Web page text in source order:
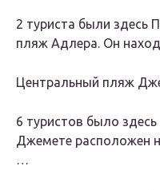
2 туристa были здесь
пляж Адлера. Он
Центральный пляж
6 туристов было
Джемете расположен
…